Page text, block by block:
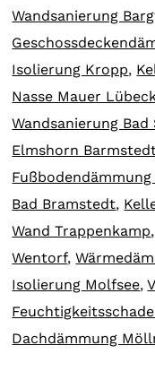
Wandsanierung
Isolierung Kropp,
Nasse Mauer
Wandsanierung Bad
Elmshorn
Bad Bramstedt,
Wand Trappenkamp
Wentorf,
Isolierung Molfsee,
Dachdämmung